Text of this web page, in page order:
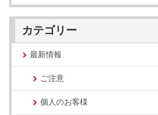
カテゴリー
最新情報
ご注意
個人のお客様